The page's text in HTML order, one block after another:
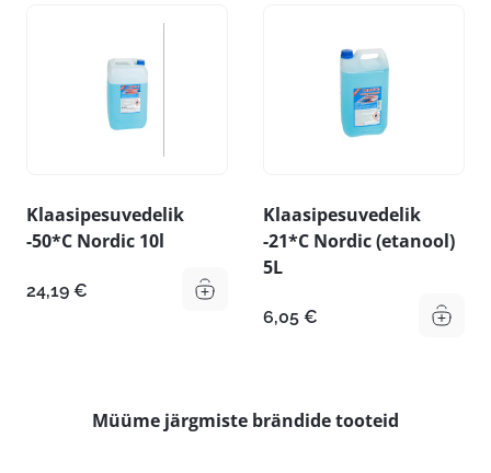
Klaasipesuvedelik
-50*C Nordic 10l
24,19 €
Klaasipesuvedelik
-21*C Nordic (etanool)
5L
6,05 €
Müüme järgmiste brändide tooteid